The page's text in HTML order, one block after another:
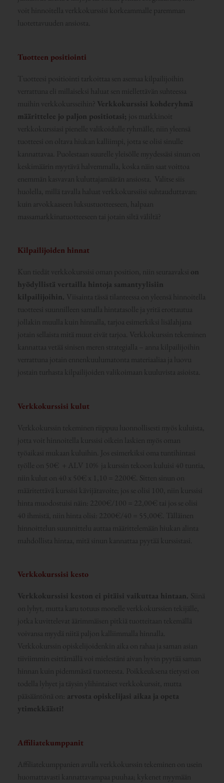
voit hinnoitella verkkokurssisi korkeammalle paremman
luotettavuuden ansiosta.
Tuotteen positiointi
Tuotteesi positiointi tarkoittaa sen asemaa kilpailijoihin
verrattuna eli millaiseksi haluat sen miellettävän suhteessa
muihin verkkokursseihin? Verkkokurssisi kohderyhmä
määrittelee jo paljon positiotasi; jos markkinoit
verkkokurssiasi pienelle valikoidulle ryhmälle, niin yleensä
tuotteesi on oltava hiukan kalliimpi, jotta se olisi sinulle
kannattavaa. Puolestaan suurelle yleisölle myydessäsi sinun on
keskimäärin myytävä halvemmalla, koska näin saat voittoa
enemmän kasvavan kuluttajamäärän ansiosta. Valitse siis
huolella, millä tavalla haluat verkkokurssiisi suhtauduttavan:
kuin arvokkaaseen luksustuotteeseen, halpaan
massamarkkinatuotteeseen tai jotain siltä väliltä?
Kilpailijoiden hinnat
Kun tiedät verkkokurssisi oman position, niin seuraavaksi on
hyödyllistä vertailla hintoja samantyylisiin
kilpailijoihin. Viisainta tässä tilanteessa on yleensä hinnoitella
tuotteesi suunnilleen samalla hintatasolle ja yritä erottautua
jollakin muulla kuin hinnalla, tarjoa esimerkiksi lisälahjana
jotain sellaista mitä muut eivät tarjoa. Verkkokurssin tekeminen
kannattaa vetää sinisen meren strategialla – anna kilpailijoihin
verrattuna jotain ennenkuulumatonta materiaaliaa ja luovu
jostain turhasta kilpailijoiden valikoimaan kuuluvista asioista.
Verkkokurssisi kulut
Verkkokurssin tekeminen riippuu luonnollisesti myös kuluista,
jotta voit hinnoitella kurssisi oikein laskien myös oman
työaikasi mukaan kuluihin. Jos esimerkiksi oma tuntihintasi
työlle on 50€ + ALV 10% ja kurssin tekoon kuluisi 40 tuntia,
niin kulut on 40 x 50€ x 1,10 = 2200€. Sitten sinun on
määritettävä kurssisi kävijätavoite; jos se olisi 100, niin kurssisi
hinta muodostuisi näin: 2200€/100 = 22,00€ tai jos se olisi
40 ihmistä, niin hinta olisi: 2200€/40 = 55,00€. Tälläinen
hinnoittelun suunnittelu auttaa määrittelemään hiukan alinta
mahdollista hintaa, mitä sinun kannattaa pyytää kurssistasi.
Verkkokurssisi kesto
Verkkokurssisi keston ei pitäisi vaikuttaa hintaan. Siinä
on lyhyt, mutta karu totuus monelle verkkokurssien tekijälle,
jotka kuvittelevat äärimmäisen pitkiä tuotteitaan tekemällä
voivansa myydä niitä paljon kalliimmalla hinnalla.
Verkkokurssin opiskelijoidenkin aika on rahaa ja saman asian
tiiviimmin esittämällä voi mielestäni aivan hyvin pyytää saman
hinnan kuin pidemmästä tuotteesta. Poikkeuksena tietysti on
todella lyhyet ja täysin ylihintaiset verkkokurssit, mutta
pääsääntönä on: arvosta opiskelijasi aikaa ja opeta
ytimekkäästi!
Affiliatekumppanit
Affiliatekumppanien avulla verkkokurssin tekeminen on usein
huomattavasti kannattavampaa puuhaa; kykenet myymään